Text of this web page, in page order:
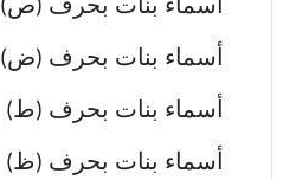
أسماء بنات بحرف (ص)
أسماء بنات بحرف (ض)
أسماء بنات بحرف (ط)
أسماء بنات بحرف (ظ)